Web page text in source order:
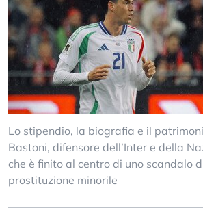
Lo stipendio, la biografia e il
Bastoni, difensore dell’Inter e della
che è finito al centro di uno scandalo
prostituzione minorile